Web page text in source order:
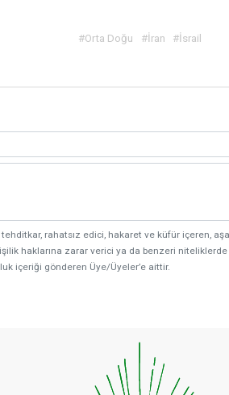
#Orta Doğu #İran #İsrail
rahatsız edici, hakaret ve küfür içeren,
haklarına zarar verici ya da benzeri
içeriği gönderen Üye/Üyeler’e aittir.